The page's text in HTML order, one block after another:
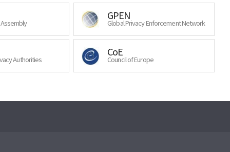
GPEN
Global Privacy Enforcement Network
Authorities
CoE
Council of Europe